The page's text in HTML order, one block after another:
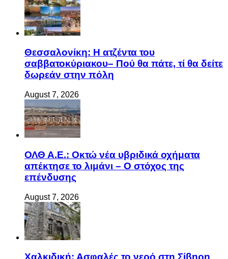
Θεσσαλονίκη: Η ατζέντα του
σαββατοκύριακου– Πού θα πάτε, τί θα δείτε
δωρεάν στην πόλη
August 7, 2026
ΟΛΘ Α.Ε.: Οκτώ νέα υβριδικά οχήματα
απέκτησε το λιμάνι – Ο στόχος της
επένδυσης
August 7, 2026
Χαλκιδική: Ασφαλές το νερό στη Σίβηρη